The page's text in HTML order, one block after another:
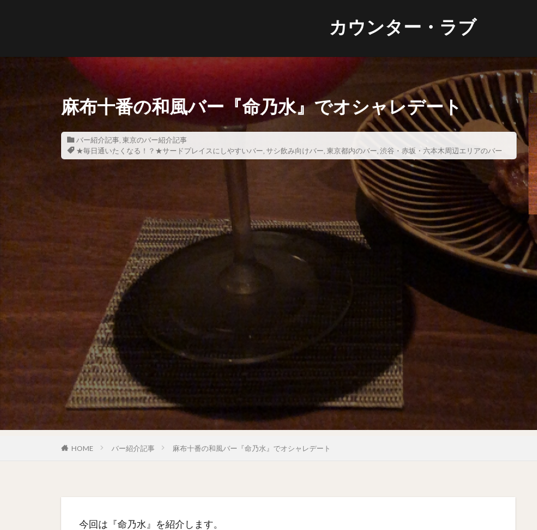
カウンター・ラブ
麻布十番の和風バー『命乃水』でオシャレデート
バー紹介記事, 東京のバー紹介記事
★毎日通いたくなる！？★サードプレイスにしやすいバー, サシ飲み向けバー, 東京都内のバー, 渋谷・赤坂・六本木周辺エリアのバー
HOME バー紹介記事 麻布十番の和風バー『命乃水』でオシャレデート
今回は『命乃水』を紹介します。